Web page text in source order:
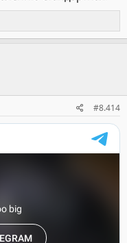
#8.414